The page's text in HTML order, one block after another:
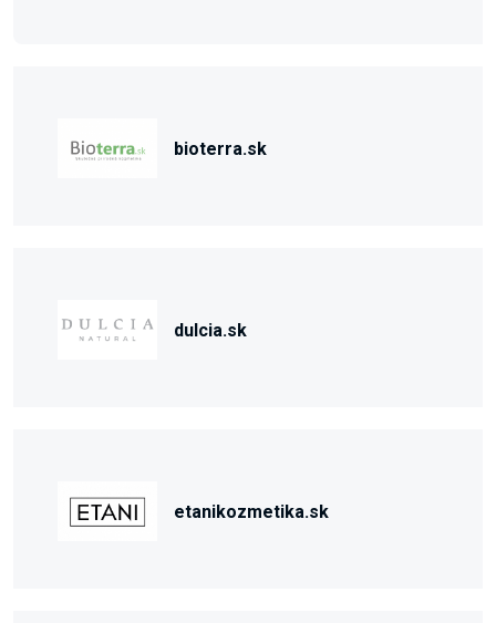
bioterra.sk
dulcia.sk
etanikozmetika.sk